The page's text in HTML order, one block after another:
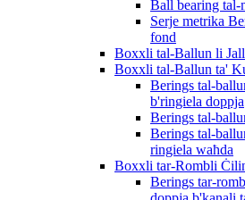
Ball bearing tal-
Serje metrika
fond
Boxxli tal-Ballun li
Boxxli tal-Ballun ta'
Berings tal-
b'ringiela doppja
Berings tal-
Berings tal-
ringiela waħda
Boxxli tar-Rombli
Berings tar-